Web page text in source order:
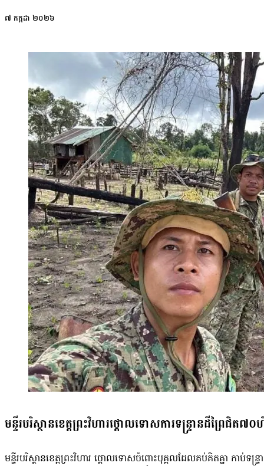
ប្រឌិតរបស់អង្គការ Save the Children ក្នុងតំបន់អាស៊ី ដើម្បីភ្ជាប់ទំនាក់
ជម្រាបជូនថា កម្មវិធីរយៈពេលពីរឆ្នាំនេះ នឹងដំណើរការគ្របដណ្តប់លើ ៩ខេ
៧០សហគមន៍ ក្នុងប្រទេសកម្ពុជា ឡាវ វៀតណាម និងថៃ ដោយធានាថាប្រ
នាក់ បានត្រៀមខ្លួនមុនពេលមានអាសន្ន និងមនុស្សជាង ៥៦,០០០នាក់ ទទួល
ទុកជាមុនតាមប្រព័ន្ធដែលដំណើរការបានល្អ ហើយមន្ត្រីមូលដ្ឋានទទួលបានក
និងគាំទ្របន្ថែម។ ដើម្បីអនុវត្តគម្រោងនេះ អង្គការ Save the Children
មជ្ឈមណ្ឌលត្រៀមលក្ខណៈគ្រោះមហន្តរាយអាស៊ី (ADPC) និងអង្គការក្នុងស្រុ
ទំនាក់ទំនងអាជ្ញាធរគ្រប់គ្រងគ្រោះមហន្តរាយជាតិ និងទីភ្នាក់ងារជលសាស្ត្
មួយស្ថាប័នតំបន់សំខាន់ៗ រួមមាន៖ គណៈកម្មការទន្លេមេគង្គ (MRC) មជ្
អាស៊ាន មជ្ឈមណ្ឌល ATCSW និងលេខាធិការដ្ឋានអាស៊ាន ដើម្បីធានាថាកា
ឧបករណ៍សង្គ្រោះ និងស្តង់ដារនានា ត្រូវបានធ្វើឱ្យមានភាពស៊ីសង្វាក់គ្នានៅទូ
ប្រទេសទាំងបួន៕
បញ្ឈប់ការចាក់សំណល់គ្រប់ប្រភេទនៅទីតាំងនេះ និងតម្រូវឱ្យបង្វែរសំណល់ទៅកាន់
គម្រោងរោងចក្រកែច្នៃ និងកម្ទេចសំណល់យានយន្ត បរិក្ខារអគ្គិសនី អេ
លោក ម៉ា ចិត្រា បានគាំទ្រចំពោះចំណាត់ការរបស់ក្រសួងបរិស្ថាន ប៉ុន្តែលោ
ពេលដែលទទួលបានគម្រោងនៃការអភិវឌ្ឍផ្សេងៗទៀត ត្រូវតែមានវិធាន
បច្ចេក​ទេស ឬខ្វះលទ្ធភាពក្នុងការគ្រប់គ្រងសំណល់ បើបញ្ហាកើតឡើងដោយ
ចំណែកប្រធានប្រតិបត្តិនៃសមាគមបណ្ដាញយុវជនកម្ពុជា (CYN) លោក
ភាពសាធារណៈ និងជីវចម្រុះ។ លោកនិយាយថា៖ «យើងត្រូវការវិធានការទប់
វាយតម្លៃយន្តការបានត្រឹមត្រូវ ព្រោះការធ្វើបែបនេះនឹងជួយឱ្យក្រសួងអា
បច្ចេកទេសរបស់ក្រុមហ៊ុនដែលមានហានិភ័យបំពុលបរិស្ថាន ជាពិសេសក្រុ
បានកំណត់។ លោកនិយាយថា៖ «ខ្ញុំគិតថាវាអាចមានបញ្ហានៅពីក្រោយការអ
យើងមើលឃើញមានត្រីងាប់អីជាដើម»៕
៧ កក្កដា ២០២៦
មន្ទីរបរិស្ថានខេត្តព្រះវិហារថ្ដោលទោសការទន្រ្ទានដីព្រៃជិត
មន្ទីរបរិស្ថានខេត្តព្រះវិហារ ថ្ដោលទោសចំពោះបុគ្គលដែលគប់គិតគ្នា កាប់ទ